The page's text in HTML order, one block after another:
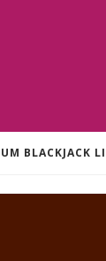
BLACKJACK